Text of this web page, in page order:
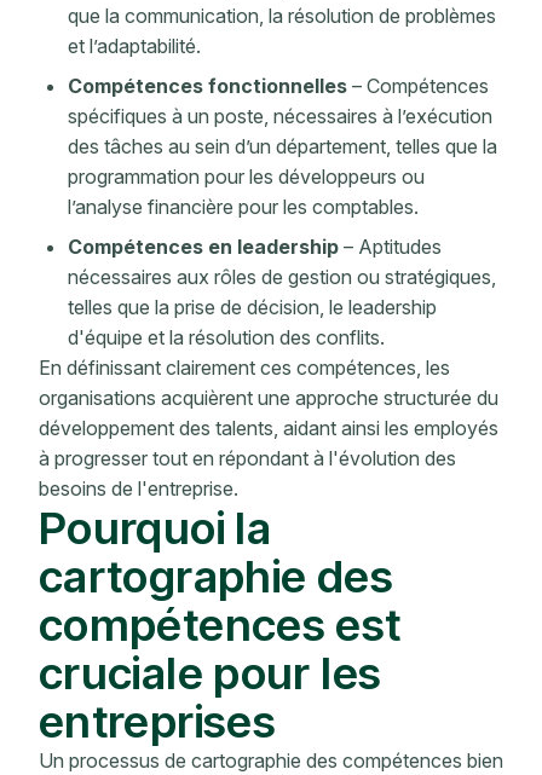
que la communication, la résolution de problèmes
et l’adaptabilité.
Compétences fonctionnelles – Compétences
spécifiques à un poste, nécessaires à l’exécution
des tâches au sein d’un département, telles que la
programmation pour les développeurs ou
l’analyse financière pour les comptables.
Compétences en leadership – Aptitudes
nécessaires aux rôles de gestion ou stratégiques,
telles que la prise de décision, le leadership
d'équipe et la résolution des conflits.
En définissant clairement ces compétences, les
organisations acquièrent une approche structurée du
développement des talents, aidant ainsi les employés
à progresser tout en répondant à l'évolution des
besoins de l'entreprise.
Pourquoi la
cartographie des
compétences est
cruciale pour les
entreprises
Un processus de cartographie des compétences bien